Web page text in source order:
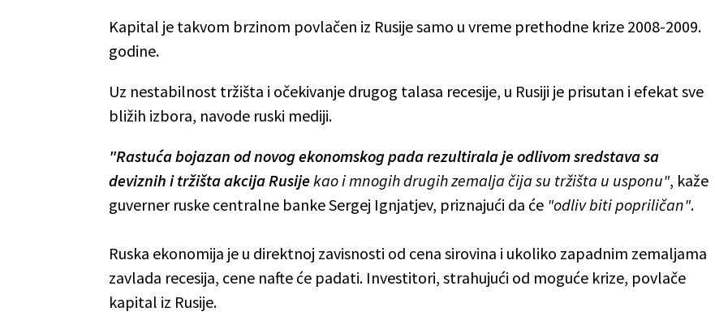
Kapital je takvom brzinom povlačen iz Rusije samo u vreme prethodne krize 2008-2009.
godine.
Uz nestabilnost tržišta i očekivanje drugog talasa recesije, u Rusiji je prisutan i efekat sve
bližih izbora, navode ruski mediji.
"Rastuća bojazan od novog ekonomskog pada rezultirala je odlivom sredstava sa
deviznih i tržišta akcija Rusije kao i mnogih drugih zemalja čija su tržišta u usponu", kaže
guverner ruske centralne banke Sergej Ignjatjev, priznajući da će "odliv biti popriličan".
Ruska ekonomija je u direktnoj zavisnosti od cena sirovina i ukoliko zapadnim zemaljama
zavlada recesija, cene nafte će padati. Investitori, strahujući od moguće krize, povlače
kapital iz Rusije.